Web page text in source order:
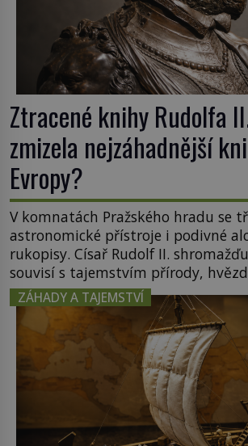
Ztracené knihy Rudolfa
zmizela nejzáhadnější
Evropy?
V komnatách Pražského hradu se
astronomické přístroje i podivné
rukopisy. Císař Rudolf II.
souvisí s tajemstvím přírody,
poznání. Jenže po jeho smrti se
začínají rozpadat a část z nich mizí
odnesl nejvzácnější knihy? A
zapomenuté rukopisy, které nikdo
ZÁHADY A TAJEMSTVÍ